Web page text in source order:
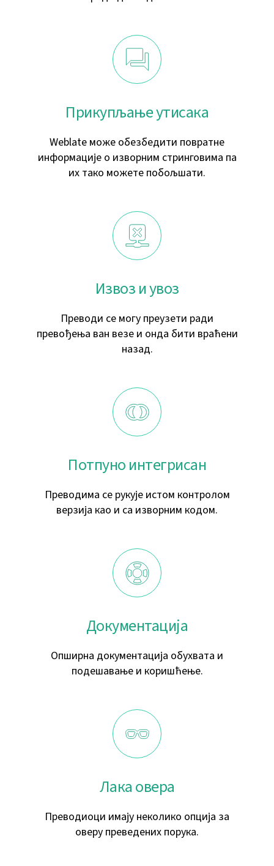
Прикупљање утисака
Weblate може обезбедити повратне
информације о изворним стринговима па
их тако можете побољшати.
Извоз и увоз
Преводи се могу преузети ради
превођења ван везе и онда бити враћени
назад.
Потпуно интегрисан
Преводима се рукује истом контролом
верзија као и са изворним кодом.
Документација
Опширна документација обухвата и
подешавање и коришћење.
Лака овера
Преводиоци имају неколико опција за
оверу преведених порука.